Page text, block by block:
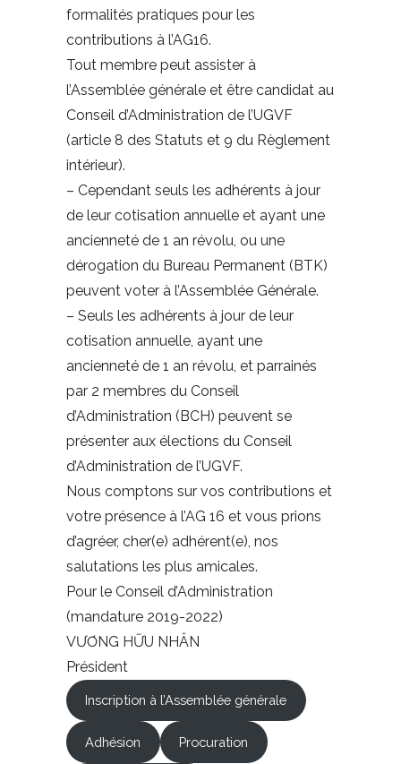
formalités pratiques pour les
contributions à l’AG16.
Tout membre peut assister à
l’Assemblée générale et être candidat au
Conseil d’Administration de l’UGVF
(article 8 des Statuts et 9 du Règlement
intérieur).
– Cependant seuls les adhérents à jour
de leur cotisation annuelle et ayant une
ancienneté de 1 an révolu, ou une
dérogation du Bureau Permanent (BTK)
peuvent voter à l’Assemblée Générale.
– Seuls les adhérents à jour de leur
cotisation annuelle, ayant une
ancienneté de 1 an révolu, et parrainés
par 2 membres du Conseil
d’Administration (BCH) peuvent se
présenter aux élections du Conseil
d’Administration de l’UGVF.
Nous comptons sur vos contributions et
votre présence à l’AG 16 et vous prions
d’agréer, cher(e) adhérent(e), nos
salutations les plus amicales.
Pour le Conseil d’Administration
(mandature 2019-2022)
VƯƠNG HỮU NHÂN
Président
Inscription à l’Assemblée générale
Adhésion Procuration